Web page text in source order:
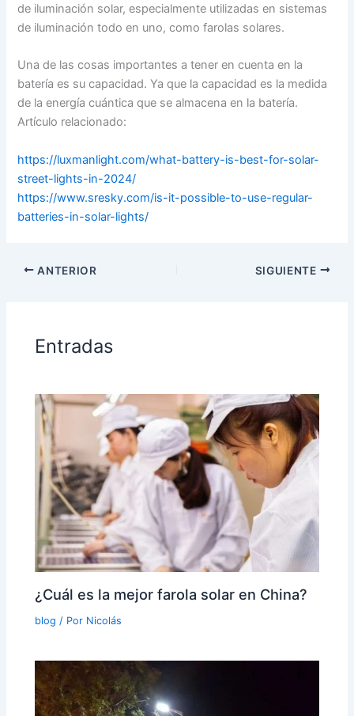
de iluminación solar, especialmente utilizadas en sistemas
de iluminación todo en uno, como farolas solares.
Una de las cosas importantes a tener en cuenta en la
batería es su capacidad. Ya que la capacidad es la medida
de la energía cuántica que se almacena en la batería.
Artículo relacionado:
https://luxmanlight.com/what-battery-is-best-for-solar-
street-lights-in-2024/
https://www.sresky.com/is-it-possible-to-use-regular-
batteries-in-solar-lights/
ANTERIOR SIGUIENTE
Entradas
¿Cuál es la mejor farola solar en China?
blog / Por Nicolás